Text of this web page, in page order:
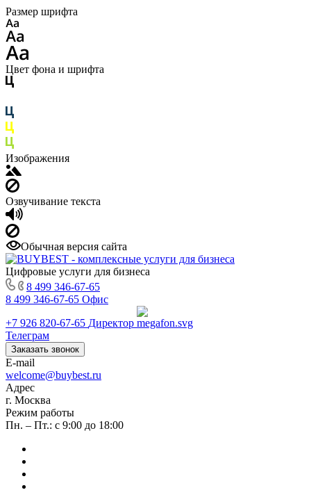
Размер шрифта
Цвет фона и шрифта
Изображения
Озвучивание текста
Обычная версия сайта
Цифровые услуги для бизнеса
8 499 346-67-65
8 499 346-67-65 Офис
+7 926 820-67-65 Директор
Телеграм
Заказать звонок
E-mail
welcome@buybest.ru
Адрес
г. Москва
Режим работы
Пн. – Пт.: с 9:00 до 18:00